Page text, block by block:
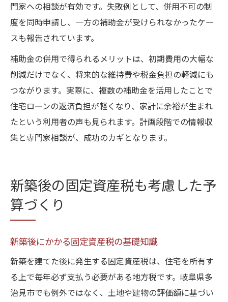
門家への相談が有効です。失敗例として、併用不可の制
度を同時申請し、一方の補助金が受けられなかったケー
スも報告されています。
補助金の併用で得られるメリットは、初期費用の大幅な
削減だけでなく、将来的な維持費や税金負担の軽減にも
つながります。実際に、複数の補助金を活用したことで
住宅ローンの返済負担が軽くなり、家計に余裕が生まれ
たという利用者の声も見られます。計画段階での情報収
集と専門家相談が、成功のカギとなります。
新築後の固定資産税も考慮した予
算づくり
新築後にかかる固定資産税の基礎知識
新築を建てた後に発生する固定資産税は、住宅を所有す
る上で毎年必ず支払う必要がある地方税です。岐阜県多
治見市でも例外ではなく、土地や建物の評価額に基づい